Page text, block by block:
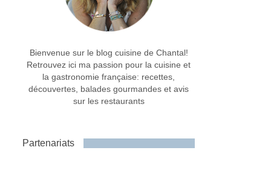
Bienvenue sur le blog cuisine de Chantal!
Retrouvez ici ma passion pour la cuisine et
la gastronomie française: recettes,
découvertes, balades gourmandes et avis
sur les restaurants
Partenariats